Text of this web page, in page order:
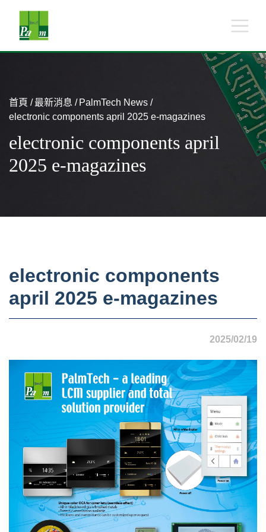
首頁 最新消息
PalmTech News
electronic components april 2025 e-magazines
electronic components april
2025 e-magazines
electronic components
april 2025 e-magazines
2025/02/19